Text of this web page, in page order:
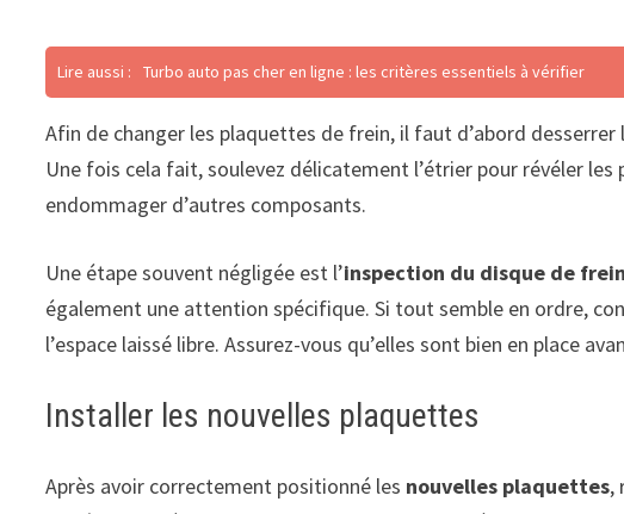
Lire aussi : Turbo auto pas cher en ligne : les critères essentiels à vérifier
Afin de changer les plaquettes de frein, il faut d’abord
Une fois cela fait, soulevez délicatement l’étrier pour révéler
endommager d’autres composants.
Une étape souvent négligée est l’inspection du disque de frein
également une attention spécifique. Si tout semble en ordre,
l’espace laissé libre. Assurez-vous qu’elles sont bien en place
Installer les nouvelles plaquettes
Après avoir correctement positionné les nouvelles plaquettes,